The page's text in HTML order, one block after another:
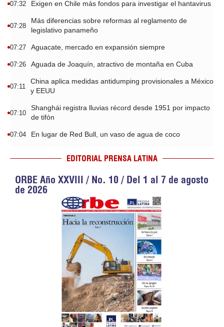
07:32 Exigen en Chile más fondos para investigar el hantavirus
07:28
Más diferencias sobre reformas al reglamento de
legislativo panameño
07:27 Aguacate, mercado en expansión siempre
07:26 Aguada de Joaquín, atractivo de montaña en Cuba
07:11
China aplica medidas antidumping provisionales a México
y EEUU
07:10
Shanghái registra lluvias récord desde 1951 por impacto
de tifón
07:04 En lugar de Red Bull, un vaso de agua de coco
EDITORIAL PRENSA LATINA
ORBE Año XXVIII / No. 10 / Del 1 al 7 de agosto
de 2026